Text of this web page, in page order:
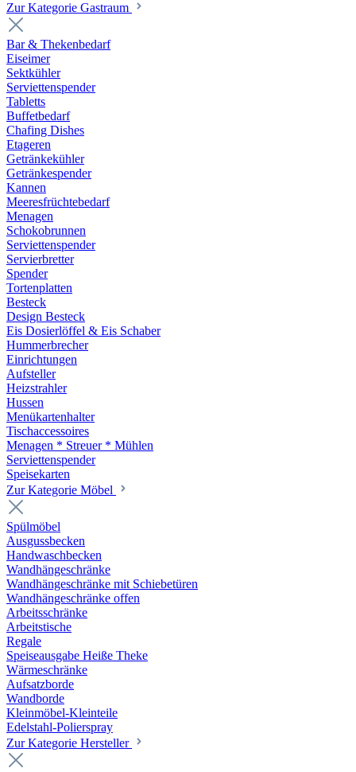
Zur Kategorie Gastraum
Bar & Thekenbedarf
Eiseimer
Sektkühler
Serviettenspender
Tabletts
Buffetbedarf
Chafing Dishes
Etageren
Getränkekühler
Getränkespender
Kannen
Meeresfrüchtebedarf
Menagen
Schokobrunnen
Serviettenspender
Servierbretter
Spender
Tortenplatten
Besteck
Design Besteck
Eis Dosierlöffel & Eis Schaber
Hummerbrecher
Einrichtungen
Aufsteller
Heizstrahler
Hussen
Menükartenhalter
Tischaccessoires
Menagen * Streuer * Mühlen
Serviettenspender
Speisekarten
Zur Kategorie Möbel
Spülmöbel
Ausgussbecken
Handwaschbecken
Wandhängeschränke
Wandhängeschränke mit Schiebetüren
Wandhängeschränke offen
Arbeitsschränke
Arbeitstische
Regale
Speiseausgabe Heiße Theke
Wärmeschränke
Aufsatzborde
Wandborde
Kleinmöbel-Kleinteile
Edelstahl-Polierspray
Zur Kategorie Hersteller